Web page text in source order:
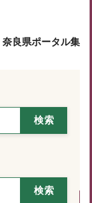
奈良県ポータル集